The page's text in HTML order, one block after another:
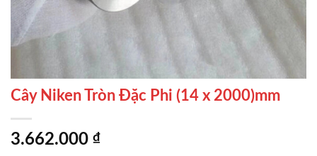
Cây Niken Tròn Đặc Phi (14 x 2000)mm
3.662.000 ₫